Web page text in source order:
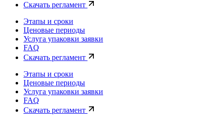
Скачать регламент
Этапы и сроки
Ценовые периоды
Услуга упаковки заявки
FAQ
Скачать регламент
Этапы и сроки
Ценовые периоды
Услуга упаковки заявки
FAQ
Скачать регламент